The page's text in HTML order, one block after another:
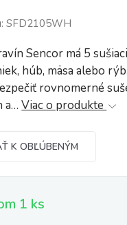
SFD2105WH
Sencor má 5
húb, mäsa alebo
rovnomerné
a…Viac o produkte
K OBĽÚBENÝM
1 ks